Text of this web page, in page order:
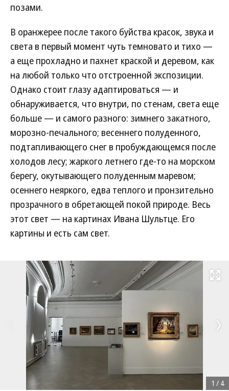
позами.
В оранжерее после такого буйства красок, звука и
света в первый момент чуть темновато и тихо —
а еще прохладно и пахнет краской и деревом, как
на любой только что отстроенной экспозиции.
Однако стоит глазу адаптироваться — и
обнаруживается, что внутри, по стенам, света еще
больше — и самого разного: зимнего закатного,
морозно-печального; весеннего полуденного,
подтапливающего снег в пробуждающемся после
холодов лесу; жаркого летнего где-то на морском
берегу, окутывающего полуденным маревом;
осеннего неяркого, едва теплого и пронзительно
прозрачного в обретающей покой природе. Весь
этот свет — на картинах Ивана Шультце. Его
картины и есть сам свет.
Развернуть
1 / 4